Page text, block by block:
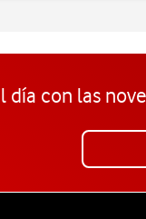
día con las